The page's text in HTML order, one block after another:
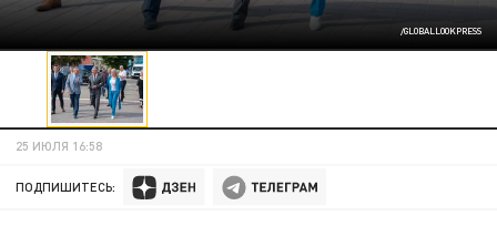
/GLOBALLOOKPRESS
25 ИЮЛЯ 16:58
ПОДПИШИТЕСЬ: